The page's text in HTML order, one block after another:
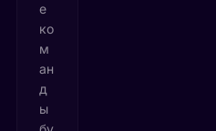
е
ко
м
ан
д
ы